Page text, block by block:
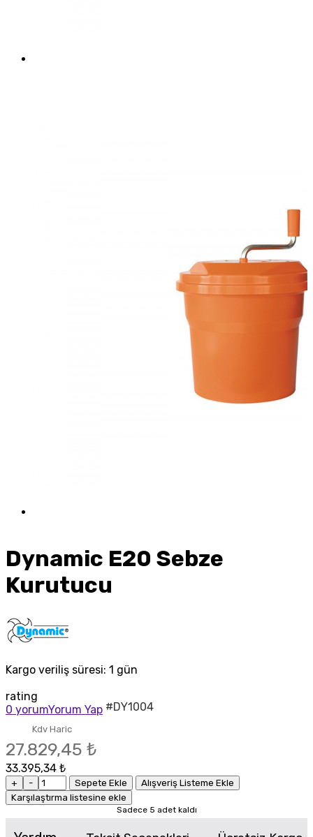
Dynamic E20 Sebze
Kurutucu
Kargo veriliş süresi: 1 gün
rating
0 yorumYorum Yap #DY1004
Kdv Haric
27.829,45 ₺
33.395,34 ₺
+ - Sepete Ekle
Alışveriş Listeme Ekle
Karşılaştırma listesine ekle
Sadece 5 adet kaldı